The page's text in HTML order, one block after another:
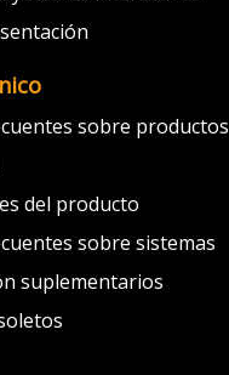
sobre productos
del producto
sobre sistemas
suplementarios